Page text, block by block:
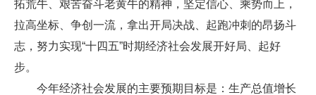
拓荒牛、艰苦奋斗老黄牛的精神，坚定信心、乘势而上，
拉高坐标、争创一流，拿出开局决战、起跑冲刺的昂扬斗
志，努力实现“十四五”时期经济社会发展开好局、起好
步。
今年经济社会发展的主要预期目标是：生产总值增长